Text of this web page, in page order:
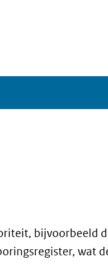
bijvoorbeeld
wat